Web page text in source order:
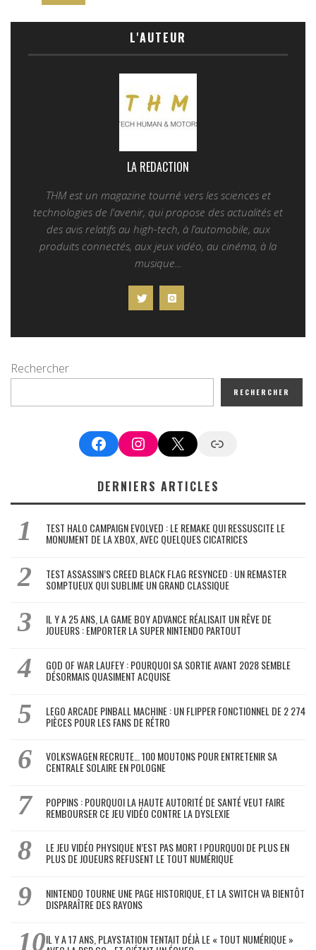
L'AUTEUR
LA REDACTION
THM est un magazine tourné vers les sciences et
technologies de l'avenir, qui propose des actualités et
des avis relatifs au high-tech, à l’automobile, aux
produits connectés, aux jeux vidéo, au cinéma, à la
musique...
Rechercher
RECHERCHER
FacebookInstagram
X Google News
DERNIERS ARTICLES
TEST HALO CAMPAIGN EVOLVED : LE REMAKE QUI RESSUSCITE LE
MONUMENT DE LA XBOX, AVEC QUELQUES CICATRICES
TEST ASSASSIN’S CREED BLACK FLAG RESYNCED : UN REMASTER
SOMPTUEUX QUI SUBLIME UN GRAND CLASSIQUE
IL Y A 25 ANS, LA GAME BOY ADVANCE RÉALISAIT UN RÊVE DE
JOUEURS : EMPORTER LA SUPER NINTENDO PARTOUT
GOD OF WAR LAUFEY : POURQUOI SA SORTIE AVANT 2028 SEMBLE
DÉSORMAIS QUASIMENT ACQUISE
LEGO ARCADE PINBALL MACHINE : UN FLIPPER FONCTIONNEL DE 2 274
PIÈCES POUR LES FANS DE RÉTRO
VOLKSWAGEN RECRUTE… 100 MOUTONS POUR ENTRETENIR SA
CENTRALE SOLAIRE EN POLOGNE
POPPINS : POURQUOI LA HAUTE AUTORITÉ DE SANTÉ VEUT FAIRE
REMBOURSER CE JEU VIDÉO CONTRE LA DYSLEXIE
LE JEU VIDÉO PHYSIQUE N’EST PAS MORT ! POURQUOI DE PLUS EN
PLUS DE JOUEURS REFUSENT LE TOUT NUMÉRIQUE
NINTENDO TOURNE UNE PAGE HISTORIQUE, ET LA SWITCH VA BIENTÔT
DISPARAÎTRE DES RAYONS
IL Y A 17 ANS, PLAYSTATION TENTAIT DÉJÀ LE « TOUT NUMÉRIQUE »